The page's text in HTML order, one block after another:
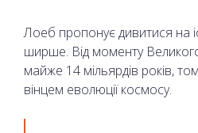
Лоеб пропонує дивитися на
ширше. Від моменту
майже 14 мільярдів років,
вінцем еволюції космосу.